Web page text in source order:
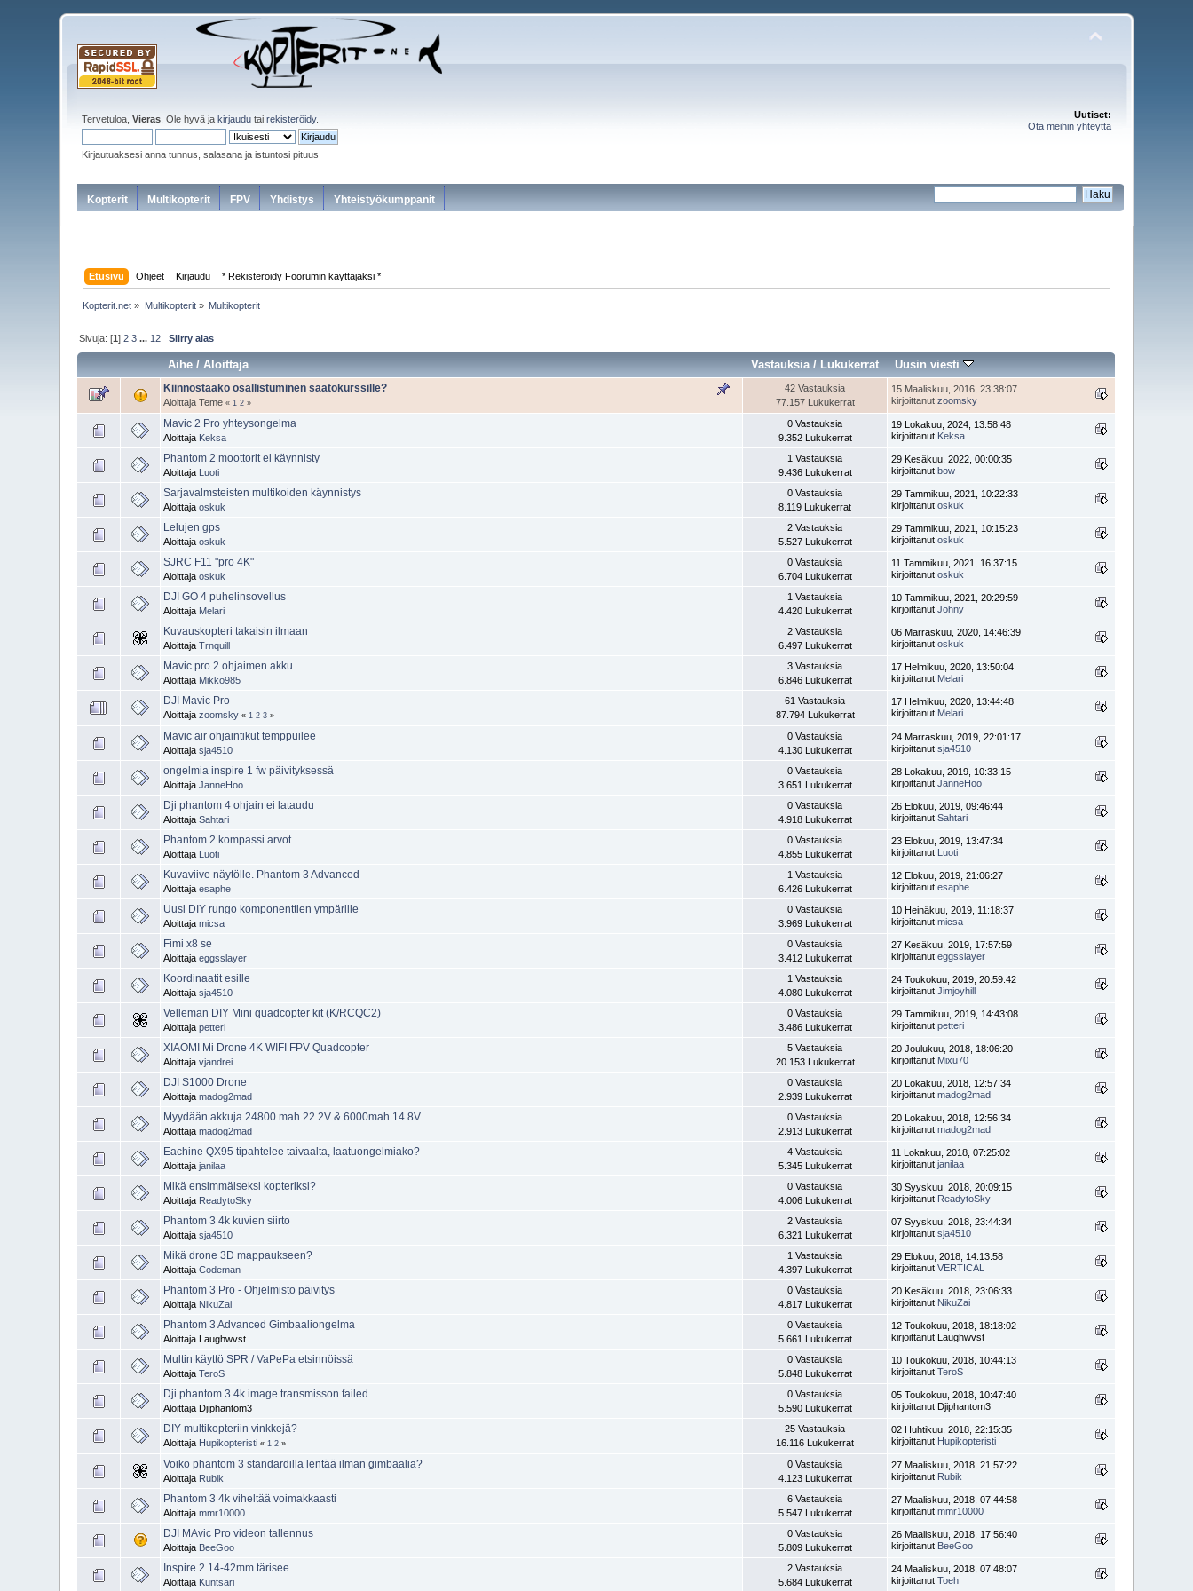
Tervetuloa,Vieras . Ole hyvä jakirjaudu tairekisteröidy.
Kirjautuaksesi anna tunnus, salasana ja istuntosi pituus
Uutiset:
Ota meihin yhteyttä
Kopterit Multikopterit FPV Yhdistys Yhteistyökumppanit
Etusivu Ohjeet Kirjaudu * Rekisteröidy Foorumin käyttäjäksi *
Kopterit.net » Multikopterit» Multikopterit
Sivuja: [1]2 3 ... 12 Siirry alas
Aihe /Aloittaja Vastauksia/ Lukukerrat Uusin viesti
Kiinnostaako osallistuminen säätökurssille?
Aloittaja Teme« 1 2 »
42 Vastauksia
77.157 Lukukerrat
15 Maaliskuu, 2016, 23:38:07
kirjoittanutzoomsky
Mavic 2 Pro yhteysongelma
Aloittaja Keksa
0 Vastauksia
9.352 Lukukerrat
19 Lokakuu, 2024, 13:58:48
kirjoittanut Keksa
Phantom 2 moottorit ei käynnisty
Aloittaja Luoti
1 Vastauksia
9.436 Lukukerrat
29 Kesäkuu, 2022, 00:00:35
kirjoittanutbow
Sarjavalmsteisten multikoiden käynnistys
Aloittajaoskuk
0 Vastauksia
8.119 Lukukerrat
29 Tammikuu, 2021, 10:22:33
kirjoittanutoskuk
Lelujen gps
Aloittajaoskuk
2 Vastauksia
5.527 Lukukerrat
29 Tammikuu, 2021, 10:15:23
kirjoittanutoskuk
SJRC F11 "pro 4K"
Aloittajaoskuk
0 Vastauksia
6.704 Lukukerrat
11 Tammikuu, 2021, 16:37:15
kirjoittanutoskuk
DJI GO 4 puhelinsovellus
Aloittaja Melari
1 Vastauksia
4.420 Lukukerrat
10 Tammikuu, 2021, 20:29:59
kirjoittanutJohny
Kuvauskopteri takaisin ilmaan
AloittajaTrnquill
2 Vastauksia
6.497 Lukukerrat
06 Marraskuu, 2020, 14:46:39
kirjoittanutoskuk
Mavic pro 2 ohjaimen akku
Aloittaja Mikko985
3 Vastauksia
6.846 Lukukerrat
17 Helmikuu, 2020, 13:50:04
kirjoittanut Melari
DJI Mavic Pro
Aloittajazoomsky « 1 2 3 »
61 Vastauksia
87.794 Lukukerrat
17 Helmikuu, 2020, 13:44:48
kirjoittanut Melari
Mavic air ohjaintikut temppuilee
Aloittajasja4510
0 Vastauksia
4.130 Lukukerrat
24 Marraskuu, 2019, 22:01:17
kirjoittanutsja4510
ongelmia inspire 1 fw päivityksessä
AloittajaJanneHoo
0 Vastauksia
3.651 Lukukerrat
28 Lokakuu, 2019, 10:33:15
kirjoittanutJanneHoo
Dji phantom 4 ohjain ei lataudu
AloittajaSahtari
0 Vastauksia
4.918 Lukukerrat
26 Elokuu, 2019, 09:46:44
kirjoittanutSahtari
Phantom 2 kompassi arvot
Aloittaja Luoti
0 Vastauksia
4.855 Lukukerrat
23 Elokuu, 2019, 13:47:34
kirjoittanut Luoti
Kuvaviive näytölle. Phantom 3 Advanced
Aloittajaesaphe
1 Vastauksia
6.426 Lukukerrat
12 Elokuu, 2019, 21:06:27
kirjoittanutesaphe
Uusi DIY rungo komponenttien ympärille
Aloittajamicsa
0 Vastauksia
3.969 Lukukerrat
10 Heinäkuu, 2019, 11:18:37
kirjoittanutmicsa
Fimi x8 se
Aloittajaeggsslayer
0 Vastauksia
3.412 Lukukerrat
27 Kesäkuu, 2019, 17:57:59
kirjoittanuteggsslayer
Koordinaatit esille
Aloittajasja4510
1 Vastauksia
4.080 Lukukerrat
24 Toukokuu, 2019, 20:59:42
kirjoittanutJimjoyhill
Velleman DIY Mini quadcopter kit (K/RCQC2)
Aloittajapetteri
0 Vastauksia
3.486 Lukukerrat
29 Tammikuu, 2019, 14:43:08
kirjoittanutpetteri
XIAOMI Mi Drone 4K WIFI FPV Quadcopter
Aloittajavjandrei
5 Vastauksia
20.153 Lukukerrat
20 Joulukuu, 2018, 18:06:20
kirjoittanut Mixu70
DJI S1000 Drone
Aloittajamadog2mad
0 Vastauksia
2.939 Lukukerrat
20 Lokakuu, 2018, 12:57:34
kirjoittanutmadog2mad
Myydään akkuja 24800 mah 22.2V & 6000mah 14.8V
Aloittajamadog2mad
0 Vastauksia
2.913 Lukukerrat
20 Lokakuu, 2018, 12:56:34
kirjoittanutmadog2mad
Eachine QX95 tipahtelee taivaalta, laatuongelmiako?
Aloittajajanilaa
4 Vastauksia
5.345 Lukukerrat
11 Lokakuu, 2018, 07:25:02
kirjoittanutjanilaa
Mikä ensimmäiseksi kopteriksi?
Aloittaja ReadytoSky
0 Vastauksia
4.006 Lukukerrat
30 Syyskuu, 2018, 20:09:15
kirjoittanut ReadytoSky
Phantom 3 4k kuvien siirto
Aloittajasja4510
2 Vastauksia
6.321 Lukukerrat
07 Syyskuu, 2018, 23:44:34
kirjoittanutsja4510
Mikä drone 3D mappaukseen?
AloittajaCodeman
1 Vastauksia
4.397 Lukukerrat
29 Elokuu, 2018, 14:13:58
kirjoittanutVERTICAL
Phantom 3 Pro - Ohjelmisto päivitys
Aloittaja NikuZai
0 Vastauksia
4.817 Lukukerrat
20 Kesäkuu, 2018, 23:06:33
kirjoittanut NikuZai
Phantom 3 Advanced Gimbaaliongelma
Aloittaja Laughwvst
0 Vastauksia
5.661 Lukukerrat
12 Toukokuu, 2018, 18:18:02
kirjoittanut Laughwvst
Multin käyttö SPR / VaPePa etsinnöissä
AloittajaTeroS
0 Vastauksia
5.848 Lukukerrat
10 Toukokuu, 2018, 10:44:13
kirjoittanutTeroS
Dji phantom 3 4k image transmisson failed
Aloittaja Djiphantom3
0 Vastauksia
5.590 Lukukerrat
05 Toukokuu, 2018, 10:47:40
kirjoittanut Djiphantom3
DIY multikopteriin vinkkejä?
Aloittaja Hupikopteristi « 1 2 »
25 Vastauksia
16.116 Lukukerrat
02 Huhtikuu, 2018, 22:15:35
kirjoittanut Hupikopteristi
Voiko phantom 3 standardilla lentää ilman gimbaalia?
Aloittaja Rubik
0 Vastauksia
4.123 Lukukerrat
27 Maaliskuu, 2018, 21:57:22
kirjoittanut Rubik
Phantom 3 4k viheltää voimakkaasti
Aloittajammr10000
6 Vastauksia
5.547 Lukukerrat
27 Maaliskuu, 2018, 07:44:58
kirjoittanutmmr10000
DJI MAvic Pro videon tallennus
Aloittaja BeeGoo
0 Vastauksia
5.809 Lukukerrat
26 Maaliskuu, 2018, 17:56:40
kirjoittanut BeeGoo
Inspire 2 14-42mm tärisee
Aloittaja Kuntsari
2 Vastauksia
5.684 Lukukerrat
24 Maaliskuu, 2018, 07:48:07
kirjoittanutToeh